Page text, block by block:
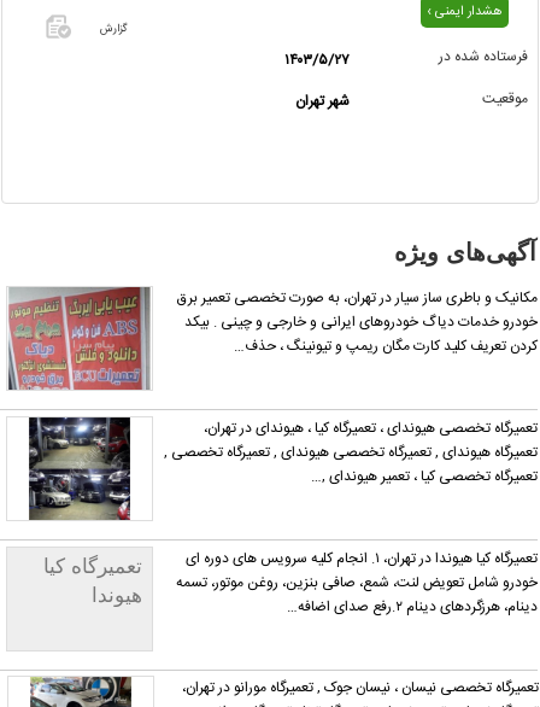
هشدار ایمنی ›
گزارش
گزارش
دهید.
فرستاده شده در
۱۴۰۳/۵/۲۷
موقعیت
شهر تهران
آگهی‌های ویژه
مکانیک و باطری ساز سیار در تهران، به صورت تخصصی تعمیر برق
خودرو خدمات دیاگ خودروهای ایرانی و خارجی و چینی . بیکد
کردن تعریف کلید کارت مگان ریمپ و تیونینگ ، حذف…
تعمیرگاه تخصصی هیوندای ، تعمیرگاه کیا ، هیوندای در تهران،
تعمیرگاه هیوندای , تعمیرگاه تخصصی هیوندای , تعمیرگاه تخصصی ,
تعمیرگاه تخصصی کیا ، تعمیر هیوندای ,…
تعمیرگاه کیا
هیوندا
تعمیرگاه کیا هیوندا در تهران، ۱. انجام کلیه سرویس های دوره ای
خودرو شامل تعویض لنت، شمع، صافی بنزین، روغن موتور، تسمه
دینام، هرزگردهای دینام ۲.رفع صدای اضافه…
تخصصی نیسان ، نیسان جوک , تعمیرگاه مورانو در تهران،